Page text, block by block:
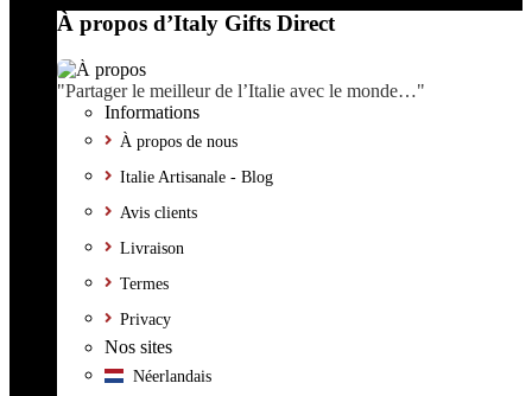
À propos d’Italy Gifts Direct
"Partager le meilleur de l’Italie avec le monde…"
Informations
À propos de nous
Italie Artisanale - Blog
Avis clients
Livraison
Termes
Privacy
Nos sites
Néerlandais